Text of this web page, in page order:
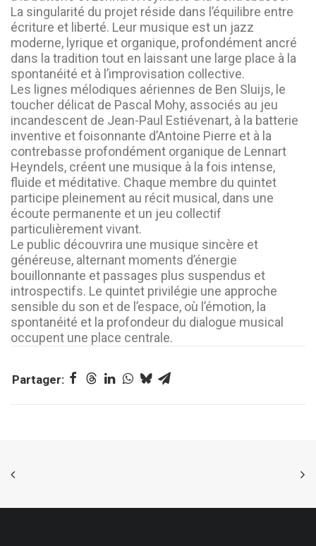
La singularité du projet réside dans l’équilibre entre
écriture et liberté. Leur musique est un jazz
moderne, lyrique et organique, profondément ancré
dans la tradition tout en laissant une large place à la
spontanéité et à l’improvisation collective.
Les lignes mélodiques aériennes de Ben Sluijs, le
toucher délicat de Pascal Mohy, associés au jeu
incandescent de Jean-Paul Estiévenart, à la batterie
inventive et foisonnante d’Antoine Pierre et à la
contrebasse profondément organique de Lennart
Heyndels, créent une musique à la fois intense,
fluide et méditative. Chaque membre du quintet
participe pleinement au récit musical, dans une
écoute permanente et un jeu collectif
particulièrement vivant.
Le public découvrira une musique sincère et
généreuse, alternant moments d’énergie
bouillonnante et passages plus suspendus et
introspectifs. Le quintet privilégie une approche
sensible du son et de l’espace, où l’émotion, la
spontanéité et la profondeur du dialogue musical
occupent une place centrale.